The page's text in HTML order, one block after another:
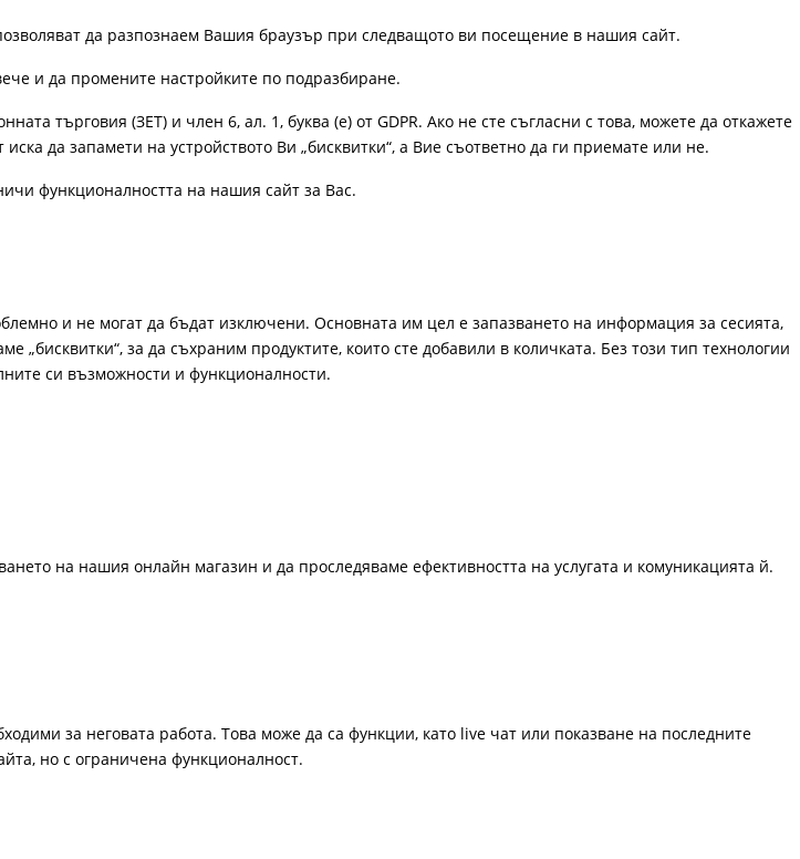
да разпознаем Вашия браузър при следващото ви посещение в нашия сайт.
и да промените настройките по подразбиране.
търговия (ЗЕТ) и член 6, ал. 1, буква (е) от GDPR. Ако не сте съгласни с това, можете да откажете
да запамети на устройството Ви „бисквитки“, а Вие съответно да ги приемате или не.
функционалността на нашия сайт за Вас.
и не могат да бъдат изключени. Основната им цел е запазването на информация за сесията,
за да съхраним продуктите, които сте добавили в количката. Без този тип технологии
си възможности и функционалности.
на нашия онлайн магазин и да проследяваме ефективността на услугата и комуникацията й.
за неговата работа. Това може да са функции, като live чат или показване на последните
но с ограничена функционалност.